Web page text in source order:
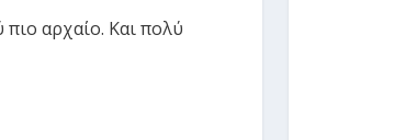
αρχαίο. Και πολύ